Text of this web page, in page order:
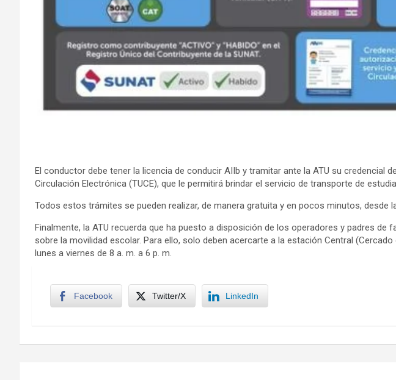
El conductor debe tener la licencia de conducir AIIb y tramitar ante la ATU su credencial
Circulación Electrónica (TUCE), que le permitirá brindar el servicio de transporte de
Todos estos trámites se pueden realizar, de manera gratuita y en pocos minutos, desde
Finalmente, la ATU recuerda que ha puesto a disposición de los operadores y padres
sobre la movilidad escolar. Para ello, solo deben acercarte a la estación Central
lunes a viernes de 8 a. m. a 6 p. m.
Facebook Twitter/X LinkedIn